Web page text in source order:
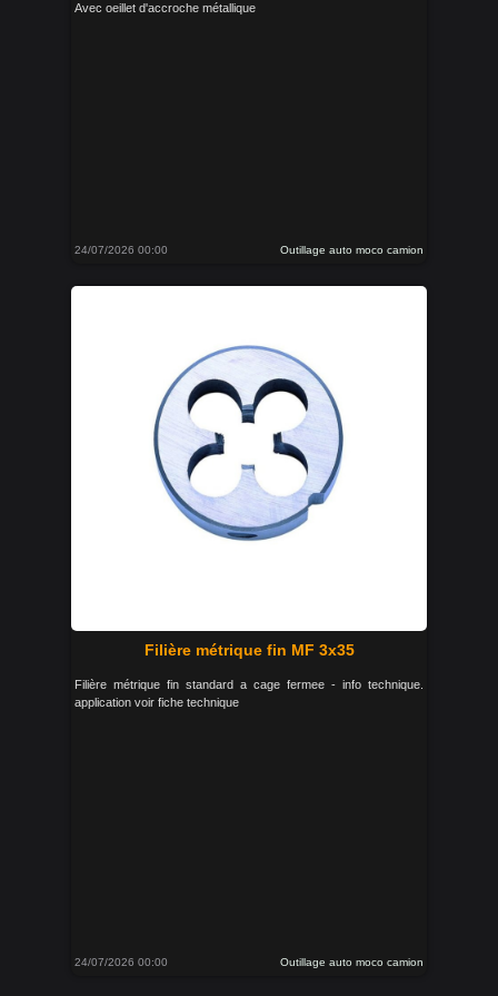
Avec oeillet d'accroche métallique
24/07/2026 00:00 Outillage auto moco camion
Filière métrique fin MF 3x35
Filière métrique fin standard a cage fermee - info technique.
application voir fiche technique
24/07/2026 00:00 Outillage auto moco camion